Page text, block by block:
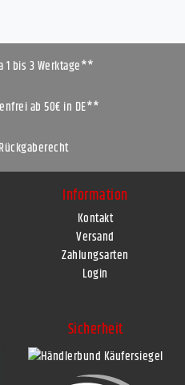
1 bis 3 Werktage**
ab 50€ in DE**
Information
Kontakt
Versand
Zahlungsarten
Login
Sicherheit